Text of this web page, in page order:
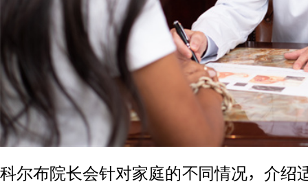
科尔布院长会针对家庭的不同情况，介绍